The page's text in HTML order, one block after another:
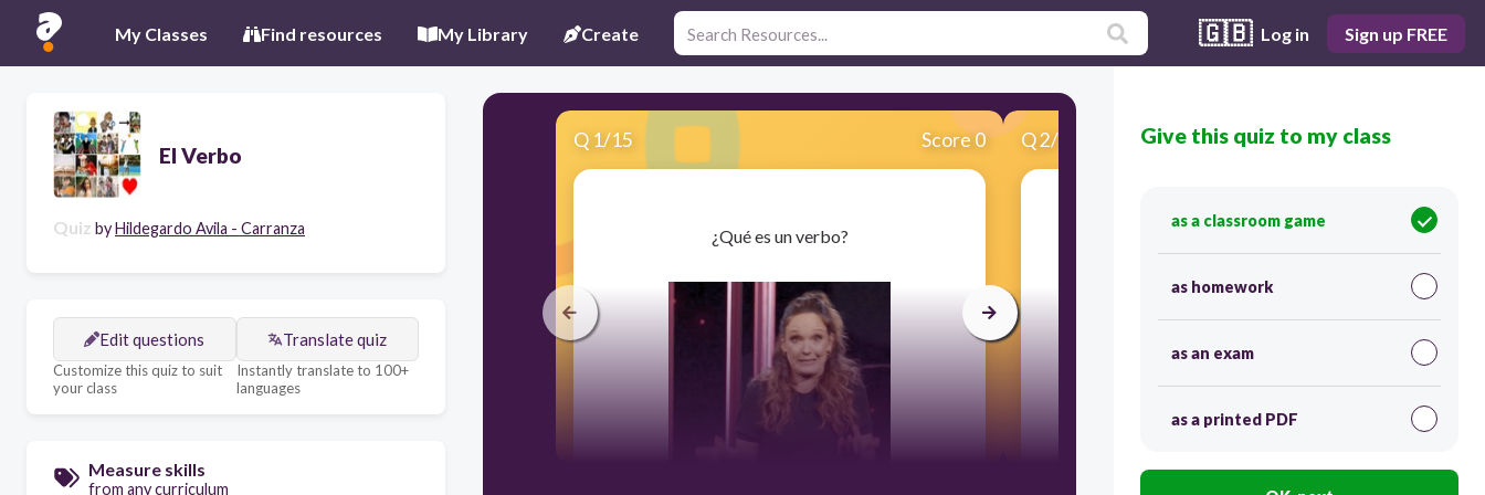
My Classes Find resources My Library Create 🇬🇧 Log in Sign up FREE
El Verbo
Quiz byHildegardo Avila - Carranza
Edit questions
Customize this quiz to suit
your class
Translate quiz
Instantly translate to 100+
languages
Measure skills
from any curriculum
Q 1/15 Score 0
​¿Qué es un verbo?
Q2/15 Score 0
número o letra)
300
Give this quiz to my class
as a classroom game
as homework
as an exam
as a printed PDF